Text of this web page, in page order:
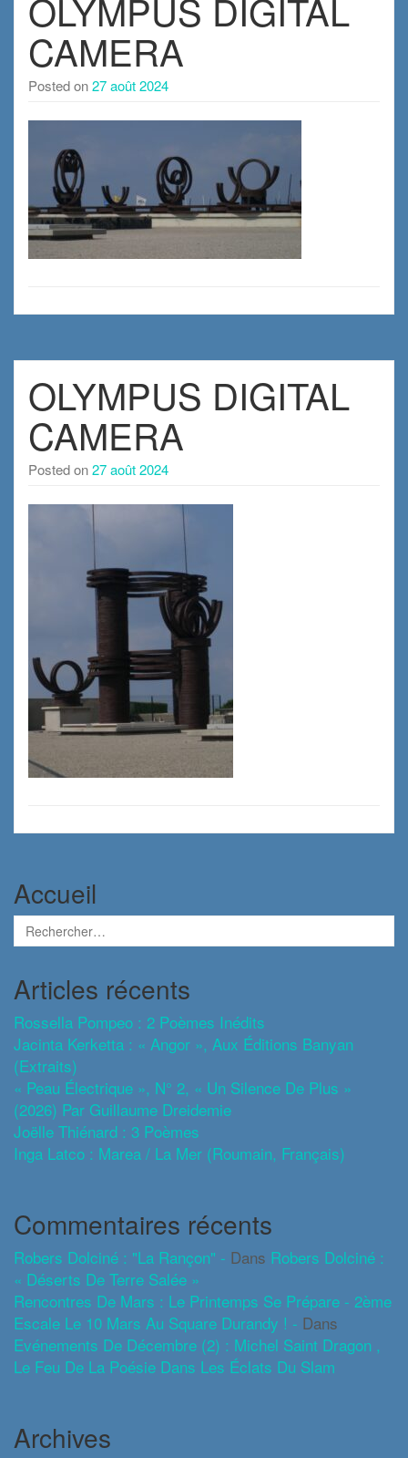
OLYMPUS DIGITAL
CAMERA
Posted on27 août 2024
OLYMPUS DIGITAL
CAMERA
Posted on27 août 2024
Accueil
Articles récents
Rossella Pompeo : 2 Poèmes Inédits
Jacinta Kerketta : « Angor », Aux Éditions Banyan
(extraits)
« Peau Électrique », N° 2, « Un Silence De Plus »
(2026) Par Guillaume Dreidemie
Joëlle Thiénard : 3 Poèmes
Inga Latco : Marea / La Mer (roumain, Français)
Commentaires récents
Robers Dolciné : "La Rançon" - Dans Robers Dolciné :
« Déserts De Terre Salée »
Rencontres De Mars : Le Printemps Se Prépare - 2ème
Escale Le 10 Mars Au Square Durandy ! - Dans
Evénements De Décembre (2) : Michel Saint Dragon ,
Le Feu De La Poésie Dans Les Éclats Du Slam
Archives